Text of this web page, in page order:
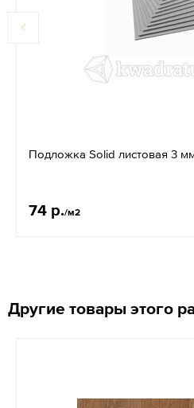
Подложка Solid листовая 3
74 р./м2
Другие товары этого